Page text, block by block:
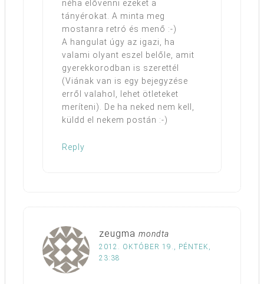
néha elővenni ezeket a
tányérokat. A minta meg
mostanra retró és menő :-)
A hangulat úgy az igazi, ha
valami olyant eszel belőle, amit
gyerekkorodban is szerettél
(Viának van is egy bejegyzése
erről valahol, lehet ötleteket
meríteni). De ha neked nem kell,
küldd el nekem postán :-)
Reply
zeugma mondta
2012. OKTÓBER 19., PÉNTEK,
23:38